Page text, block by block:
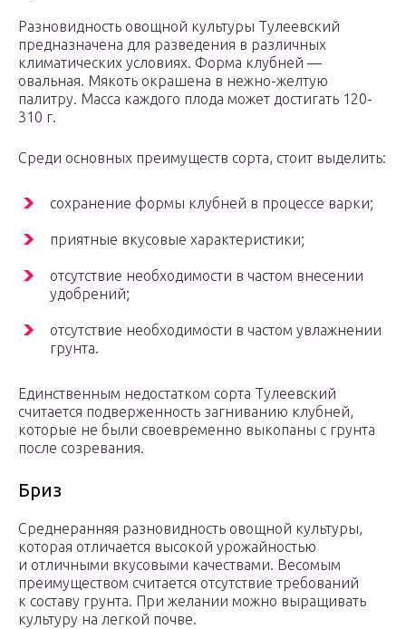
Разновидность овощной культуры Тулеевский
предназначена для разведения в различных
климатических условиях. Форма клубней —
овальная. Мякоть окрашена в нежно-желтую
палитру. Масса каждого плода может достигать 120-
310 г.
Среди основных преимуществ сорта, стоит выделить:
сохранение формы клубней в процессе варки;
приятные вкусовые характеристики;
отсутствие необходимости в частом внесении
удобрений;
отсутствие необходимости в частом увлажнении
грунта.
Единственным недостатком сорта Тулеевский
считается подверженность загниванию клубней,
которые не были своевременно выкопаны с грунта
после созревания.
Бриз
Среднеранняя разновидность овощной культуры,
которая отличается высокой урожайностью
и отличными вкусовыми качествами. Весомым
преимуществом считается отсутствие требований
к составу грунта. При желании можно выращивать
культуру на легкой почве.